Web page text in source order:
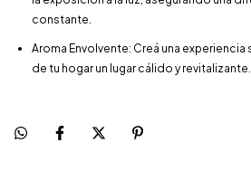
constante.
Aroma Envolvente: Creá una experiencia
de tu hogar un lugar cálido y revitalizante.